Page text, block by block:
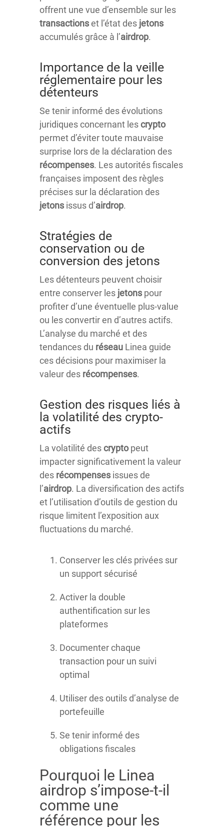
offrent une vue d’ensemble sur les
transactionset l’état des jetons
accumulés grâce à l’airdrop.
Importance de la veille
réglementaire pour les
détenteurs
Se tenir informé des évolutions
juridiques concernant lescrypto
permet d’éviter toute mauvaise
surprise lors de la déclaration des
récompenses. Les autorités fiscales
françaises imposent des règles
précises sur la déclaration des
jetons issus d’airdrop.
Stratégies de
conservation ou de
conversion des jetons
Les détenteurs peuvent choisir
entre conserver les jetons pour
profiter d’une éventuelle plus-value
ou les convertir en d’autres actifs.
L’analyse du marché et des
tendances du réseau Linea guide
ces décisions pour maximiser la
valeur des récompenses.
Gestion des risques liés à
la volatilité des crypto-
actifs
La volatilité descryptopeut
impacter significativement la valeur
des récompenses issues de
l’airdrop. La diversification des actifs
et l’utilisation d’outils de gestion du
risque limitent l’exposition aux
fluctuations du marché.
Conserver les clés privées sur
un support sécurisé
Activer la double
authentification sur les
plateformes
Documenter chaque
transaction pour un suivi
optimal
Utiliser des outils d’analyse de
portefeuille
Se tenir informé des
obligations fiscales
Pourquoi le Linea
airdrop s’impose-t-il
comme une
référence pour les